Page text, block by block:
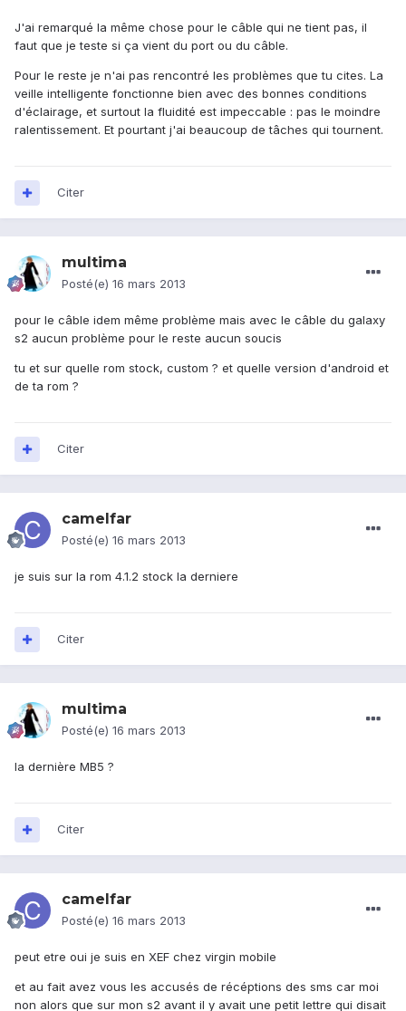
J'ai remarqué la même chose pour le câble qui ne tient pas, il
faut que je teste si ça vient du port ou du câble.
Pour le reste je n'ai pas rencontré les problèmes que tu cites. La
veille intelligente fonctionne bien avec des bonnes conditions
d'éclairage, et surtout la fluidité est impeccable : pas le moindre
ralentissement. Et pourtant j'ai beaucoup de tâches qui tournent.
Citer
multima
Posté(e) 16 mars 2013
pour le câble idem même problème mais avec le câble du galaxy
s2 aucun problème pour le reste aucun soucis
tu et sur quelle rom stock, custom ? et quelle version d'android et
de ta rom ?
Citer
camelfar
Posté(e) 16 mars 2013
je suis sur la rom 4.1.2 stock la derniere
Citer
multima
Posté(e) 16 mars 2013
la dernière MB5 ?
Citer
camelfar
Posté(e) 16 mars 2013
peut etre oui je suis en XEF chez virgin mobile
et au fait avez vous les accusés de récéptions des sms car moi
non alors que sur mon s2 avant il y avait une petit lettre qui disait